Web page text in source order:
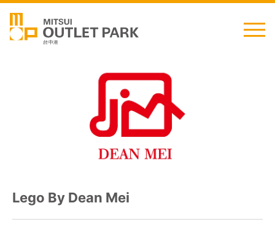
最新消息
Lego By Dean Mei